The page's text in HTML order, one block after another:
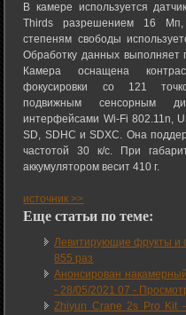
В камере используется
Thirds разрешением 16 Мп,
степеням свободы
Обработку данных выполняет
Камера оснащена
фокусировки со 121
подвижным сенсорным
интерфейсами Wi-Fi 802.11n,
SD, SDHC и SDXC. Она
частотой 30 к/с. При
аккумулятором весит 410 г.
источник >>
Еще статьи по теме:
Левитирующие фрукты и
855 раз
Анонсирован
-28/05/2021 07 -
Zhiyun Crane 2s Pro Kit